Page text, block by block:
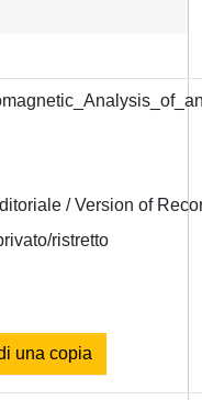
/ Version of
ristretto
una copia